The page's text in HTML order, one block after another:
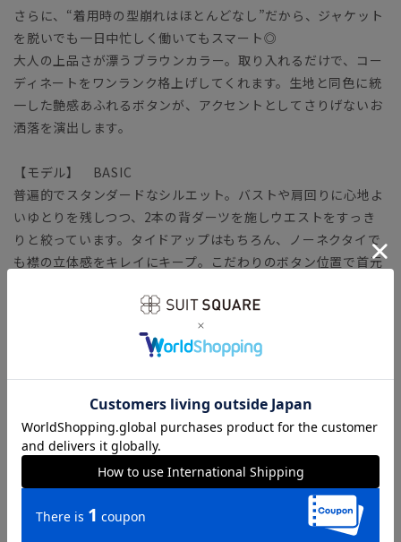
さらに、“着用時の型崩れはほとんどなし”だから、ジャケット
を脱いでも一日中忙しく働いてもスマート◎
大人の上品さが漂うブラウンカラー。取り入れるだけで、コー
ディネートをワンランク格上げしてくれます。生地と同色に統
一した艶感あふれるボタンが、アクセントとしてさりげないお
洒落を演出します。
【モデル】 BASIC
普遍的でスタンダードなシルエット。バストや肩回りに心地よ
いゆとりを残しつつ、2本の背ダーツを施しウエストをすっき
りと絞っています。タイドアップはもちろん、ノーネクタイで
も襟の立体感をキレイにキープ。こだわりのボタン位置で首元
コットン本来の風合いや機能性をキープしつつ、ポリエステル
【機能】
NON IRON（ノンアイロン）／言葉通り“アイロン掛けが不
要”な、画期的な『NON IRON』ドレスシャツです。
【参考情報】The Style Dictionary
◆スーツに合うワイシャツおすすめ12選｜おしゃれ＆失敗しな